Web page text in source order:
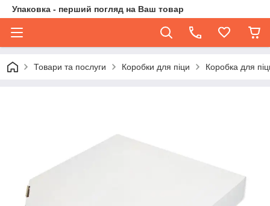
Упаковка - перший погляд на Ваш товар
Товари та послуги Коробки для піци Коробка для